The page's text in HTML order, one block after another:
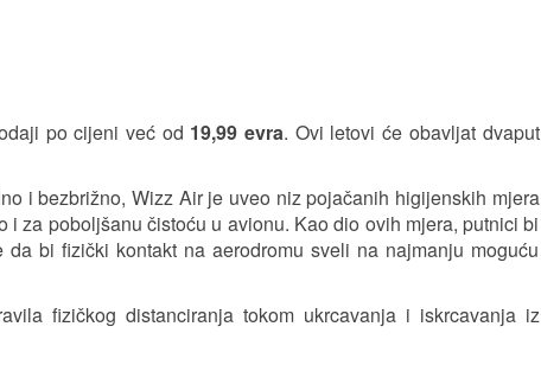
po cijeni već od 19,99 evra. Ovi letovi će obavljat dvaput
i bezbrižno, Wizz Air je uveo niz pojačanih higijenskih mjera
za poboljšanu čistoću u avionu. Kao dio ovih mjera, putnici bi
bi fizički kontakt na aerodromu sveli na najmanju moguću
fizičkog distanciranja tokom ukrcavanja i iskrcavanja iz